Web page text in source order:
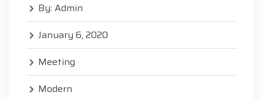
By: Admin
January 6, 2020
Meeting
Modern